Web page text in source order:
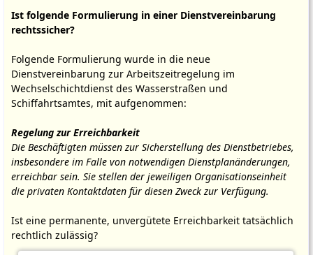
Ist folgende Formulierung in einer Dienstvereinbarung
rechtssicher?
Folgende Formulierung wurde in die neue
Dienstvereinbarung zur Arbeitszeitregelung im
Wechselschichtdienst des Wasserstraßen und
Schiffahrtsamtes, mit aufgenommen:
Regelung zur Erreichbarkeit
Die Beschäftigten müssen zur Sicherstellung des Dienstbetriebes,
insbesondere im Falle von notwendigen Dienstplanänderungen,
erreichbar sein. Sie stellen der jeweiligen Organisationseinheit
die privaten Kontaktdaten für diesen Zweck zur Verfügung.
Ist eine permanente, unvergütete Erreichbarkeit tatsächlich
rechtlich zulässig?